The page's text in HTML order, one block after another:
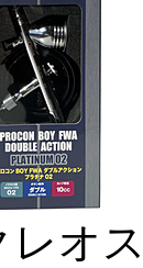
レオス